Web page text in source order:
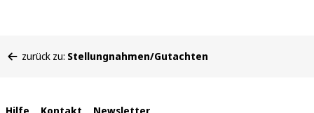
befinden
zurück zu: Stellungnahmen/Gutachten